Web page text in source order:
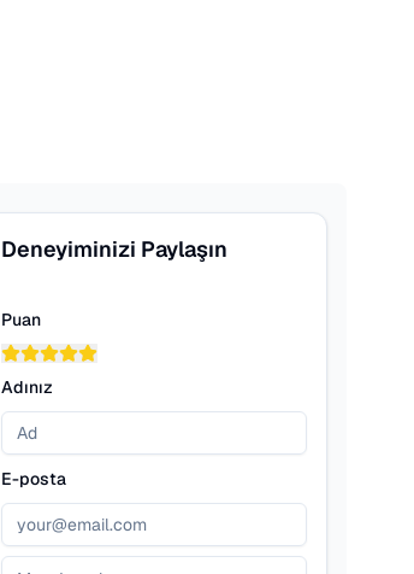
Deneyiminizi Paylaşın
Puan
Adınız
E-posta